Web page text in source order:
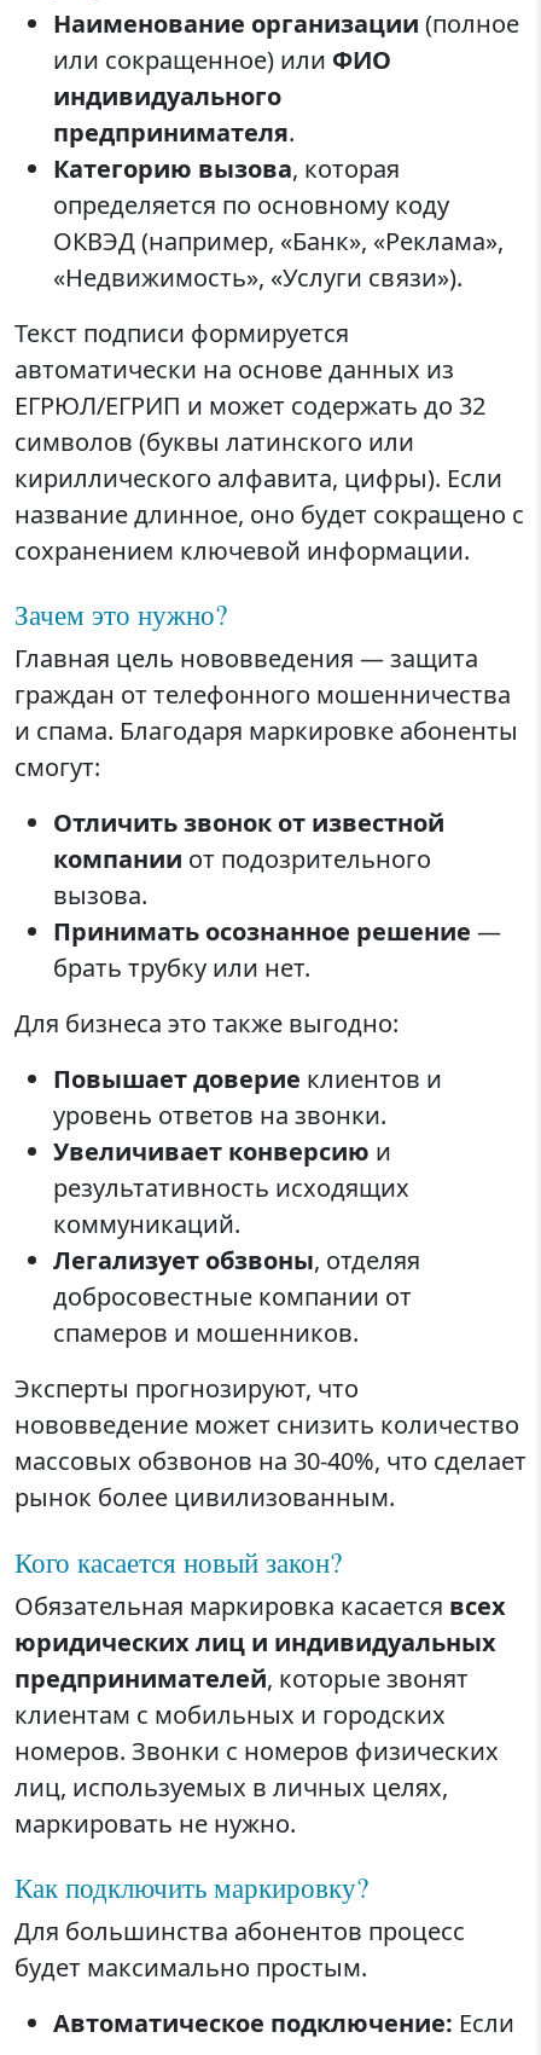
Наименование организации (полное
или сокращенное) или ФИО
индивидуального
предпринимателя.
Категорию вызова, которая
определяется по основному коду
ОКВЭД (например, «Банк», «Реклама»,
«Недвижимость», «Услуги связи»).
Текст подписи формируется
автоматически на основе данных из
ЕГРЮЛ/ЕГРИП и может содержать до 32
символов (буквы латинского или
кириллического алфавита, цифры). Если
название длинное, оно будет сокращено с
сохранением ключевой информации.
Зачем это нужно?
Главная цель нововведения — защита
граждан от телефонного мошенничества
и спама. Благодаря маркировке абоненты
смогут:
Отличить звонок от известной
компании от подозрительного
вызова.
Принимать осознанное решение —
брать трубку или нет.
Для бизнеса это также выгодно:
Повышает доверие клиентов и
уровень ответов на звонки.
Увеличивает конверсию и
результативность исходящих
коммуникаций.
Легализует обзвоны, отделяя
добросовестные компании от
спамеров и мошенников.
Эксперты прогнозируют, что
нововведение может снизить количество
массовых обзвонов на 30-40%, что сделает
рынок более цивилизованным.
Кого касается новый закон?
Обязательная маркировка касается всех
юридических лиц и индивидуальных
предпринимателей, которые звонят
клиентам с мобильных и городских
номеров. Звонки с номеров физических
лиц, используемых в личных целях,
маркировать не нужно.
Как подключить маркировку?
Для большинства абонентов процесс
будет максимально простым.
Автоматическое подключение: Если